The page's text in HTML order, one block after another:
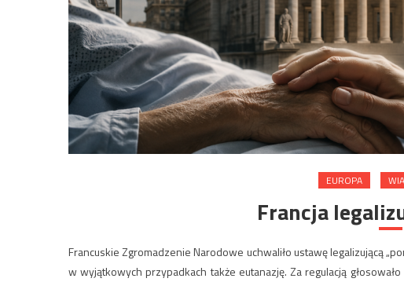
EUROPA
Francja
Francuskie Zgromadzenie Narodowe uchwaliło ustawę legalizującą
w wyjątkowych przypadkach także eutanazję. Za regulacją